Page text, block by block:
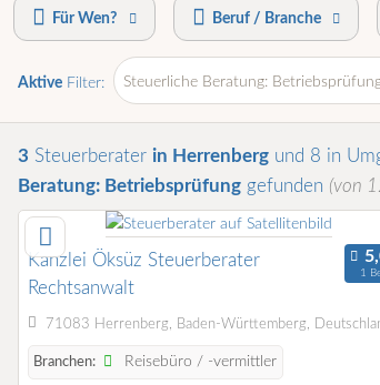
Für Wen? Beruf / Branche
Aktive Filter: Steuerliche Beratung:
3 Steuerberater in Herrenberg und 8 in
Beratung: Betriebsprüfung gefunden (von
Kanzlei Öksüz Steuerberater
Rechtsanwalt
1
71083 Herrenberg, Baden-Württemberg,
Branchen: Reisebüro / -vermittler